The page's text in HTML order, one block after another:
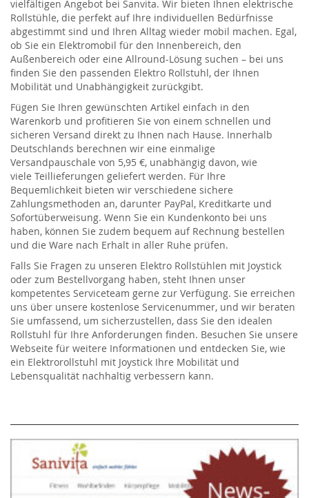
vielfältigen Angebot bei Sanvita. Wir bieten Ihnen e lektrische
Rollstühle, die perfekt auf Ihre individuellen Bedürfnisse
abgestimmt sind und Ihren Alltag wieder mobil machen. Egal,
ob Sie ein Elektromobil für den Innenbereich, den
Außenbereich oder eine Allround-Lösung suchen – bei uns
finden Sie den passenden Elektro Rollstuhl, der Ihnen
Mobilität und Unabhängigkeit zurückgibt.
Fügen Sie Ihren gewünschten Artikel einfach in den
Warenkorb und profitieren Sie von einem schnellen und
sicheren Versand direkt zu Ihnen nach Hause. Innerhalb
Deutschlands berechnen wir eine einmalige
Versandpauschale von 5,95 €, unabhängig davon, wie
viele Teillieferungen geliefert werden. Für Ihre
Bequemlichkeit bieten wir verschiedene sichere
Zahlungsmethoden an, darunter PayPal, Kreditkarte und
Sofortüberweisung. Wenn Sie ein Kundenkonto bei uns
haben, können Sie zudem bequem auf Rechnung bestellen
und die Ware nach Erhalt in aller Ruhe prüfen.
Falls Sie Fragen zu unseren Elektro Rollstühlen mit Joystick
oder zum Bestellvorgang haben, steht Ihnen unser
kompetentes Serviceteam gerne zur Verfügung. Sie erreichen
uns über unsere kostenlose Servicenummer, und wir beraten
Sie umfassend, um sicherzustellen, dass Sie den idealen
Rollstuhl für Ihre Anforderungen finden. Besuchen Sie unsere
Webseite für weitere Informationen und entdecken Sie, wie
ein Elektrorollstuhl mit Joystick Ihre Mobilität und
Lebensqualität nachhaltig verbessern kann.